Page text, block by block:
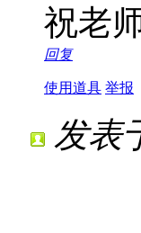
祝老
回复
使用道具 举报
发表